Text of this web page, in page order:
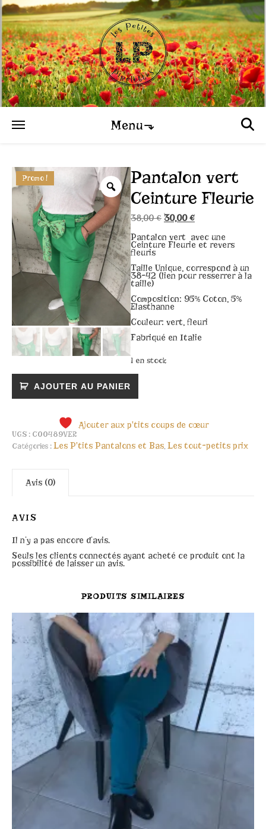
Menu⬎
Promo !
Pantalon vert
Ceinture Fleurie
38,00€ Le prix initial était :
30,00€Le prix actuel
Pantalon vert avec une
Ceinture Fleurie et revers
fleuris
Taille Unique, correspond à un
38-42 (lien pour resserrer à la
taille)
Composition: 95% Coton, 5%
Elasthanne
Couleur: vert, fleuri
Fabriqué en Italie
1 en stock
quantité de Pantalon vert
AJOUTER AU PANIER
Ajouter aux p'tits coups de cœur
UGS : C00489VER
Catégories : Les P'tits Pantalons et Bas Les tout-petits prix
Avis (0)
AVIS
Il n’y a pas encore d’avis.
Seuls les clients connectés ayant acheté ce produit ont la
possibilité de laisser un avis.
PRODUITS SIMILAIRES